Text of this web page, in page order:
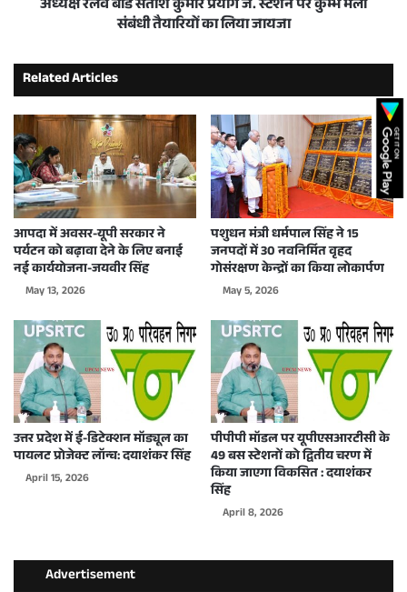
अध्यक्ष रेलवे बोर्ड सतीश कुमार प्रयाग जं. स्टेशन पर कुम्भ मेला
संबंधी तैयारियों का लिया जायजा
Related Articles
आपदा में अवसर-यूपी सरकार ने
पर्यटन को बढ़ावा देने के लिए बनाई
नई कार्ययोजना-जयवीर सिंह
May 13, 2026
पशुधन मंत्री धर्मपाल सिंह ने 15
जनपदों में 30 नवनिर्मित वृहद
गोसंरक्षण केन्द्रों का किया लोकार्पण
May 5, 2026
उत्तर प्रदेश में ई-डिटेक्शन मॉड्यूल का
पायलट प्रोजेक्ट लॉन्च: दयाशंकर सिंह
April 15, 2026
पीपीपी मॉडल पर यूपीएसआरटीसी के
49 बस स्टेशनों को द्वितीय चरण में
किया जाएगा विकसित : दयाशंकर
सिंह
April 8, 2026
Advertisement